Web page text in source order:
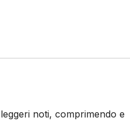
noti, comprimendo e